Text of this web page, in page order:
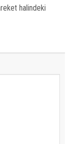
halindeki